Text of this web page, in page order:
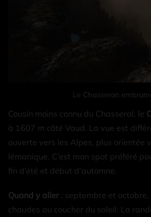
Le Chasseron
Cousin moins connu du Chasseral, le
à 1607 m côté Vaud. La vue est
ouverte vers les Alpes, plus orientée
lémanique. C’est mon spot préféré
fin d’été et début d’automne.
Quand y aller : septembre et octobre,
chaudes au coucher du soleil. La